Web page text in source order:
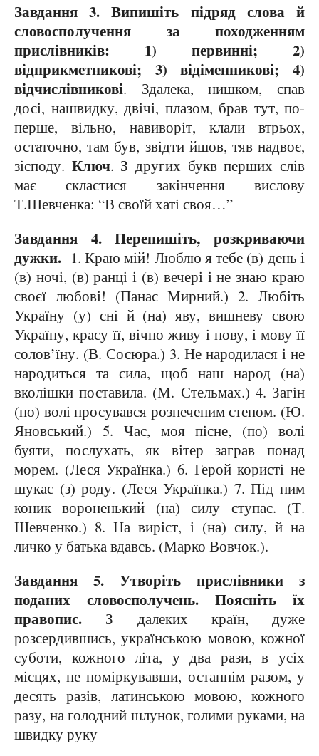
Завдання 3. Випишіть підряд слова й
словосполучення за походженням
прислівників: 1) первинні; 2)
відприкметникові; 3) відіменникові; 4)
відчислівникові. Здалека, нишком, спав
досі, нашвидку, двічі, плазом, брав тут, по-
перше, вільно, навиворіт, клали втрьох,
остаточно, там був, звідти йшов, тяв надвоє,
зісподу. Ключ. З других букв перших слів
має скластися закінчення вислову
Т.Шевченка: “В своїй хаті своя…”
Завдання 4. Перепишіть, розкриваючи
дужки. 1. Краю мій! Люблю я тебе (в) день і
(в) ночі, (в) ранці і (в) вечері і не знаю краю
своєї любові! (Панас Мирний.) 2. Любіть
Україну (у) сні й (на) яву, вишневу свою
Україну, красу її, вічно живу і нову, і мову її
солов’їну. (В. Сосюра.) 3. Не народилася і не
народиться та сила, щоб наш народ (на)
вколішки поставила. (М. Стельмах.) 4. Загін
(по) волі просувався розпеченим степом. (Ю.
Яновський.) 5. Час, моя пісне, (по) волі
буяти, послухать, як вітер заграв понад
морем. (Леся Українка.) 6. Герой користі не
шукає (з) роду. (Леся Українка.) 7. Під ним
коник вороненький (на) силу ступає. (Т.
Шевченко.) 8. На виріст, і (на) силу, й на
личко у батька вдавсь. (Марко Вовчок.).
Завдання 5. Утворіть прислівники з
поданих словосполучень.
Поясніть їх
правопис. З далеких країн, дуже
розсердившись, українською мовою, кожної
суботи, кожного літа, у два рази, в усіх
місцях, не поміркувавши, останнім разом, у
десять разів, латинською мовою, кожного
разу, на голодний шлунок, голими руками, на
швидку руку